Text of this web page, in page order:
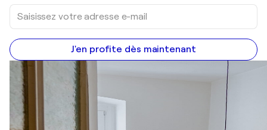
J'en profite dès maintenant